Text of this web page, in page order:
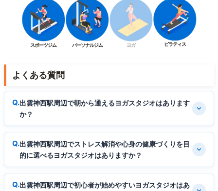
スポーツジム パーソナルジム ヨガ ピラティス
よくある質問
出雲神西駅周辺で朝から通えるヨガスタジオはあります
か？
出雲神西駅周辺でストレス解消や心身の健康づくりを目
的に選べるヨガスタジオはありますか？
出雲神西駅周辺で初心者が始めやすいヨガスタジオはあ